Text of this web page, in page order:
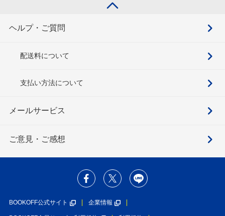
ヘルプ・ご質問
配送料について
支払い方法について
メールサービス
ご意見・ご感想
BOOKOFF公式サイト 企業情報